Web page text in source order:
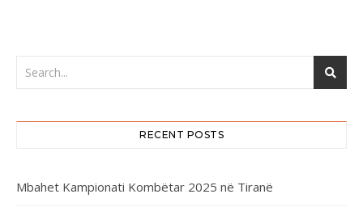
RECENT POSTS
Mbahet Kampionati Kombëtar 2025 në Tiranë